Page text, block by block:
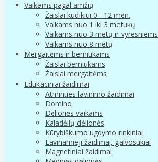
Vaikams pagal amžių
Žaislai kūdikiui 0 - 12 mėn.
Vaikams nuo 1 iki 3 metukų
Vaikams nuo 3 metų ir vyresniems
Vaikams nuo 8 metų
Mergaitėms ir berniukams
Žaislai berniukams
Žaislai mergaitėms
Edukaciniai žaidimai
Atminties lavinimo žaidimai
Domino
Dėlionės vaikams
Kaladėlių dėlionės
Kūrybiškumo ugdymo rinkiniai
Lavinamieji žaidimai, galvosūkiai
Magnetiniai žaidimai